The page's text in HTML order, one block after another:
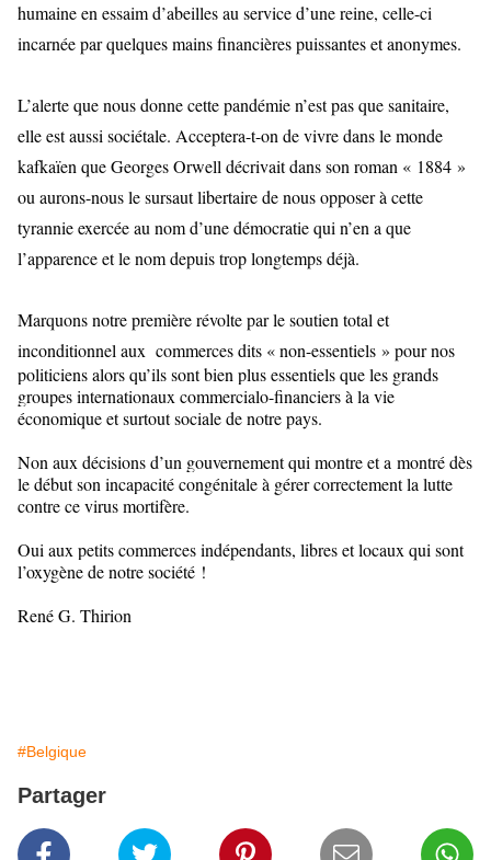
humaine en essaim d’abeilles au service d’une reine, celle-ci
incarnée par quelques mains financières puissantes et anonymes.
L’alerte que nous donne cette pandémie n’est pas que sanitaire,
elle est aussi sociétale. Acceptera-t-on de vivre dans le monde
kafkaïen que Georges Orwell décrivait dans son roman « 1884 »
ou aurons-nous le sursaut libertaire de nous opposer à cette
tyrannie exercée au nom d’une démocratie qui n’en a que
l’apparence et le nom depuis trop longtemps déjà.
Marquons notre première révolte par le soutien total et
inconditionnel aux commerces dits « non-essentiels » pour nos
politiciens alors qu’ils sont bien plus essentiels que les grands
groupes internationaux commercialo-financiers à la vie
économique et surtout sociale de notre pays.
Non aux décisions d’un gouvernement qui montre et a montré dès
le début son incapacité congénitale à gérer correctement la lutte
contre ce virus mortifère.
Oui aux petits commerces indépendants, libres et locaux qui sont
l’oxygène de notre société !
René G. Thirion
#Belgique
Partager